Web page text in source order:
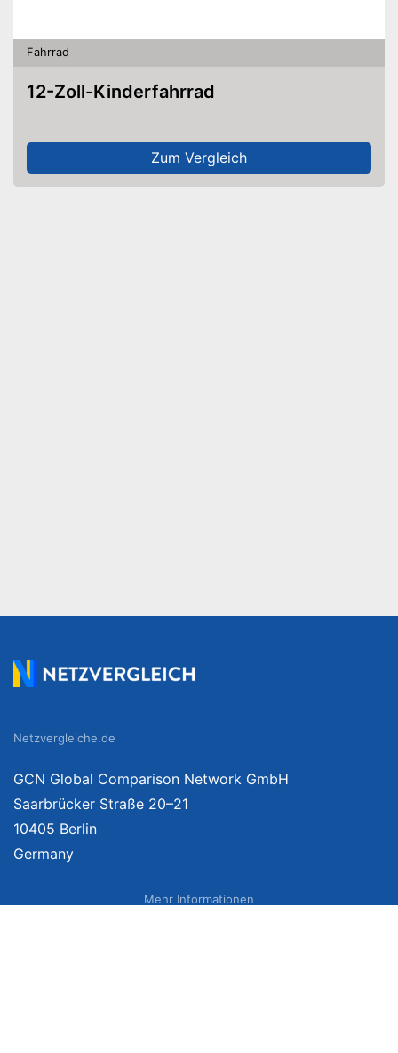
Fahrrad
12-Zoll-Kinderfahrrad
Zum Vergleich
Netzvergleiche.de
GCN Global Comparison Network GmbH
Saarbrücker Straße 20–21
10405 Berlin
Germany
Mehr Informationen